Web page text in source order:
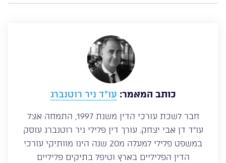
כותב המאמר: עו”ד ניר רוטנברג
חבר לשכת עורכי הדין משנת 1997, התמחה אצל
עו”ד דן אבי יצחק. עורך דין פלילי ניר רוטנברג עוסק
במשפט פלילי למעלה מ20 שנה הינו מוותיקי עורכי
הדין הפליליים בארץ וטיפל בתיקים פליליים